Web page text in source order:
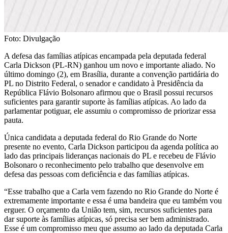
Foto: Divulgação
A defesa das famílias atípicas encampada pela deputada federal
Carla Dickson (PL-RN) ganhou um novo e importante aliado. No
último domingo (2), em Brasília, durante a convenção partidária do
PL no Distrito Federal, o senador e candidato à Presidência da
República Flávio Bolsonaro afirmou que o Brasil possui recursos
suficientes para garantir suporte às famílias atípicas. Ao lado da
parlamentar potiguar, ele assumiu o compromisso de priorizar essa
pauta.
Única candidata a deputada federal do Rio Grande do Norte
presente no evento, Carla Dickson participou da agenda política ao
lado das principais lideranças nacionais do PL e recebeu de Flávio
Bolsonaro o reconhecimento pelo trabalho que desenvolve em
defesa das pessoas com deficiência e das famílias atípicas.
“Esse trabalho que a Carla vem fazendo no Rio Grande do Norte é
extremamente importante e essa é uma bandeira que eu também vou
erguer. O orçamento da União tem, sim, recursos suficientes para
dar suporte às famílias atípicas, só precisa ser bem administrado.
Esse é um compromisso meu que assumo ao lado da deputada Carla